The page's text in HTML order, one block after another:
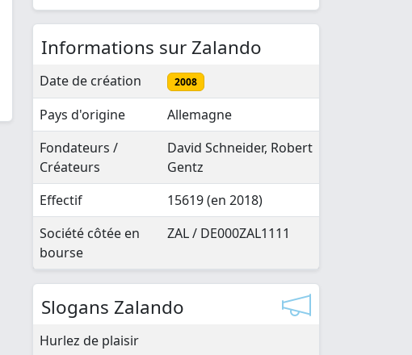
Informations sur Zalando
Date de création 2008
Pays d'origine
Allemagne
Fondateurs /
Créateurs
David Schneider, Robert
Gentz
Effectif
15619 (en 2018)
Société côtée en
bourse
ZAL / DE000ZAL1111
Slogans Zalando
Hurlez de plaisir